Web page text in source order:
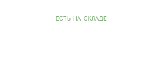
EСТЬ НА СКЛАДЕ